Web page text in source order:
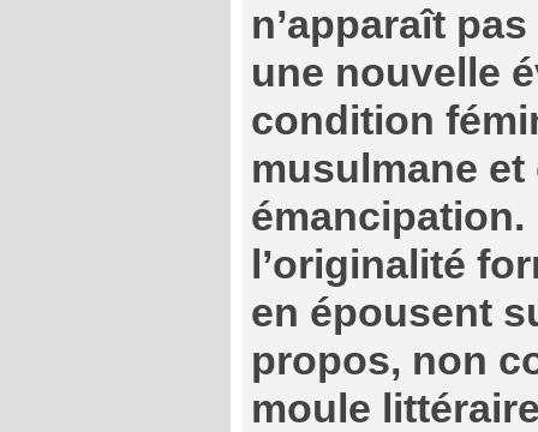
n’apparaît
une nouvelle
condition
musulmane et
émancipation.
l’originalité
en épousent
propos, non
moule